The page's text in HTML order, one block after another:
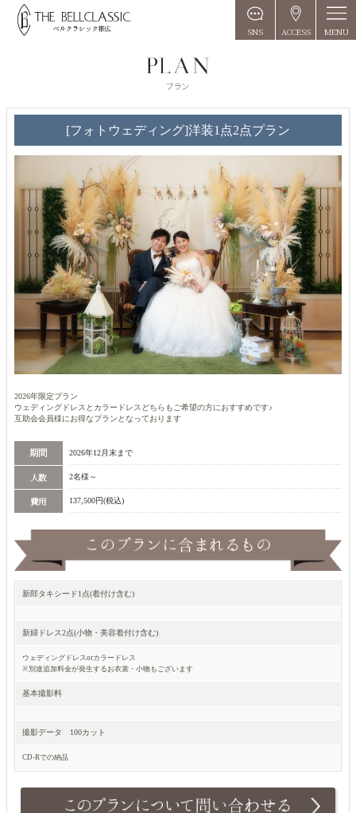
SNS ACCESS MENU
[フォトウェディング]洋装1点2点プラン
2026年限定プラン
ウェディングドレスとカラードレスどちらもご希望の方におすすめです♪
互助会会員様にお得なプランとなっております
2026年12月末まで
2名様～
137,500円(税込)
新郎タキシード1点(着付け含む)
新婦ドレス2点(小物・美容着付け含む)
ウェディングドレスorカラードレス
※別途追加料金が発生するお衣裳・小物もございます
基本撮影料
撮影データ 100カット
CD-Rでの納品